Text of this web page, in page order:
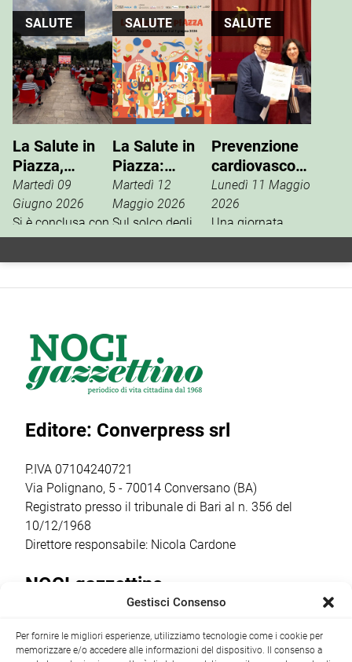
SALUTE
La Salute in
Piazza,
partecipazione
e prevenzione
Martedì 09
Giugno 2026
Si è conclusa con
una significativa
partecipazione
promossa dal
Comune per
diffondere la
cultura della
della salute
professionisti
coinvolti nelle […]
SALUTE
La Salute in
Piazza:
prevenzione,
benessere e
qualità della
Martedì 12
Maggio 2026
Sul solco degli
eventi dedicati
alla salute
comunale
prosegue il
percorso di
sensibilizzazione
comunità,
centro il valore
della prevenzione,
della cura […]
SALUTE
Prevenzione
cardiovascolare,
Parchitelli
premiata a
Roma
Lunedì 11 Maggio
2026
Una giornata
particolare quella
vissuta da Teresa
costante
delle […]
Editore: Converpress srl
P.IVA 07104240721
Via Polignano, 5 - 70014 Conversano (BA)
Registrato presso il tribunale di Bari al n. 356 del
10/12/1968
Direttore responsabile: Nicola Cardone
NOCI gazzettino
+39 080 4979274|info@nocigazzettino.it Contatti|
Gestisci Consenso
Per fornire le migliori esperienze, utilizziamo tecnologie come i cookie per
memorizzare e/o accedere alle informazioni del dispositivo. Il consenso a